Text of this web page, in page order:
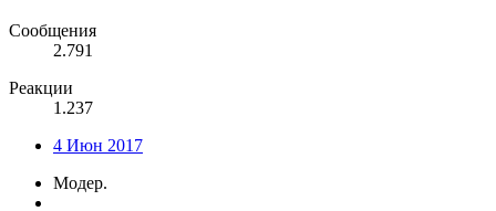
Сообщения
2.791
Реакции
1.237
4 Июн 2017
Модер.